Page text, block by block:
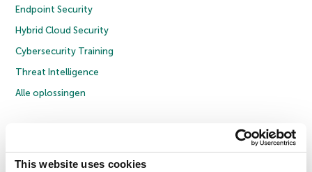
This website uses cookies
Endpoint Security
Hybrid Cloud Security
Cybersecurity Training
Threat Intelligence
Alle oplossingen
Privacybeleid
Licentieovereenkomst B2B
Cookies